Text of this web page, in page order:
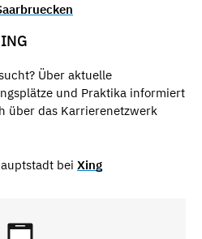
Über aktuelle
und Praktika informiert
über das Karrierenetzwerk
bei Xing